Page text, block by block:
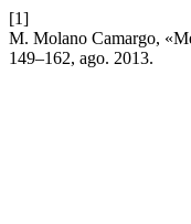
[1]
M. Molano Camargo,
149–162, ago. 2013.